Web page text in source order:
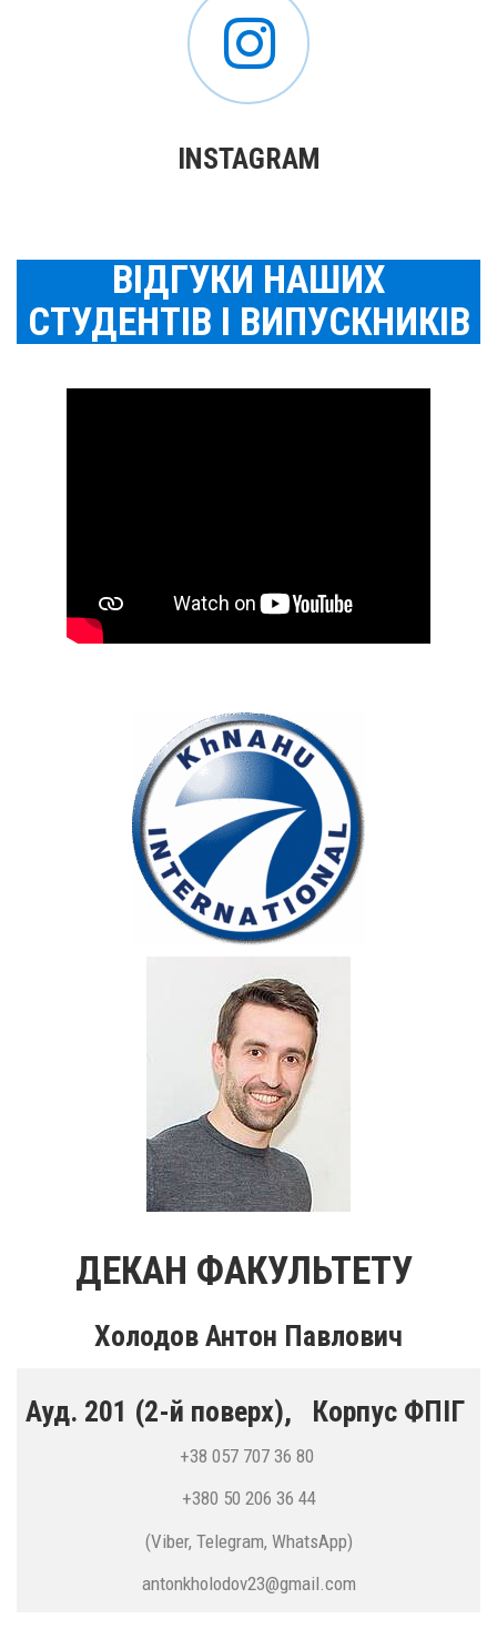
INSTAGRAM
ВІДГУКИ НАШИХ
СТУДЕНТІВ І ВИПУСКНИКІВ
ДЕКАН ФАКУЛЬТЕТУ
Холодов Антон Павлович
Ауд. 201 (2-й поверх), Корпус ФПІГ
+38 057 707 36 80
+380 50 206 36 44
(Viber, Telegram, WhatsApp)
antonkholodov23@gmail.com